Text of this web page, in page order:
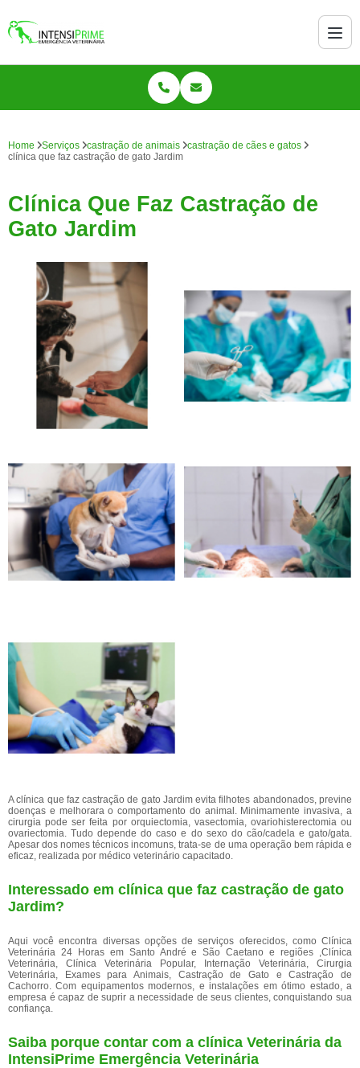
Home Serviços castração de animais
castração de cães e gatos
clínica que faz castração de gato Jardim
Clínica Que Faz Castração de
Gato Jardim
A clínica que faz castração de gato Jardim evita filhotes abandonados, previne
doenças e melhorara o comportamento do animal. Minimamente invasiva, a
cirurgia pode ser feita por orquiectomia, vasectomia, ovariohisterectomia ou
ovariectomia. Tudo depende do caso e do sexo do cão/cadela e gato/gata.
Apesar dos nomes técnicos incomuns, trata-se de uma operação bem rápida e
eficaz, realizada por médico veterinário capacitado.
Interessado em clínica que faz castração de gato
Jardim?
Aqui você encontra diversas opções de serviços oferecidos, como Clínica
Veterinária 24 Horas em Santo André e São Caetano e regiões ,Clínica
Veterinária, Clínica Veterinária Popular, Internação Veterinária, Cirurgia
Veterinária, Exames para Animais, Castração de Gato e Castração de
Cachorro. Com equipamentos modernos, e instalações em ótimo estado, a
empresa é capaz de suprir a necessidade de seus clientes, conquistando sua
confiança.
Saiba porque contar com a clínica Veterinária da
IntensiPrime Emergência Veterinária